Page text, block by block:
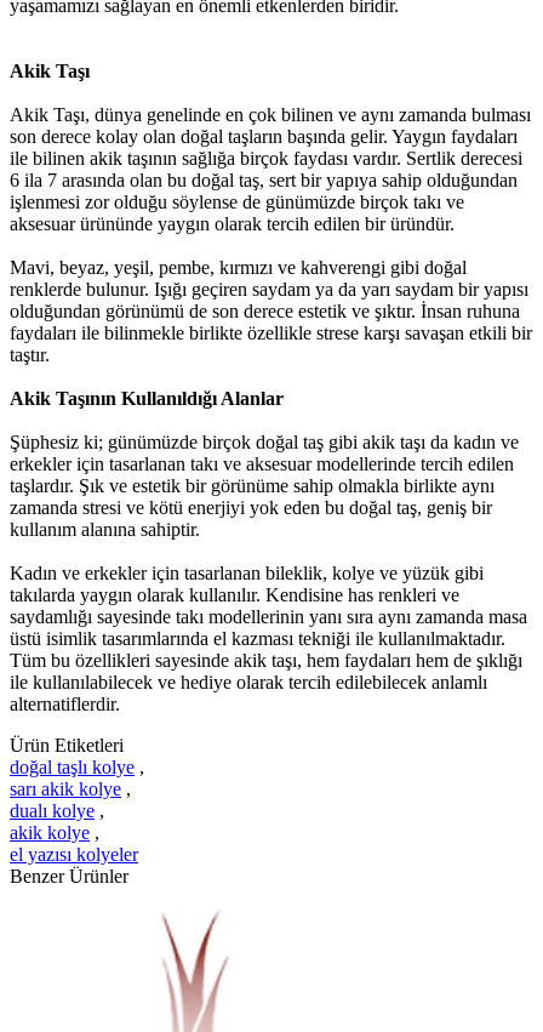
yaşamamızı sağlayan en önemli etkenlerden biridir.
Akik Taşı
Akik Taşı, dünya genelinde en çok bilinen ve aynı zamanda bulması
son derece kolay olan doğal taşların başında gelir. Yaygın faydaları
ile bilinen akik taşının sağlığa birçok faydası vardır. Sertlik derecesi
6 ila 7 arasında olan bu doğal taş, sert bir yapıya sahip olduğundan
işlenmesi zor olduğu söylense de günümüzde birçok takı ve
aksesuar ürününde yaygın olarak tercih edilen bir üründür.
Mavi, beyaz, yeşil, pembe, kırmızı ve kahverengi gibi doğal
renklerde bulunur. Işığı geçiren saydam ya da yarı saydam bir yapısı
olduğundan görünümü de son derece estetik ve şıktır. İnsan ruhuna
faydaları ile bilinmekle birlikte özellikle strese karşı savaşan etkili bir
taştır.
Akik Taşının Kullanıldığı Alanlar
Şüphesiz ki; günümüzde birçok doğal taş gibi akik taşı da kadın ve
erkekler için tasarlanan takı ve aksesuar modellerinde tercih edilen
taşlardır. Şık ve estetik bir görünüme sahip olmakla birlikte aynı
zamanda stresi ve kötü enerjiyi yok eden bu doğal taş, geniş bir
kullanım alanına sahiptir.
Kadın ve erkekler için tasarlanan bileklik, kolye ve yüzük gibi
takılarda yaygın olarak kullanılır. Kendisine has renkleri ve
saydamlığı sayesinde takı modellerinin yanı sıra aynı zamanda masa
üstü isimlik tasarımlarında el kazması tekniği ile kullanılmaktadır.
Tüm bu özellikleri sayesinde akik taşı, hem faydaları hem de şıklığı
ile kullanılabilecek ve hediye olarak tercih edilebilecek anlamlı
alternatiflerdir.
Ürün Etiketleri
doğal taşlı kolye ,
sarı akik kolye ,
dualı kolye ,
akik kolye ,
el yazısı kolyeler
Benzer Ürünler